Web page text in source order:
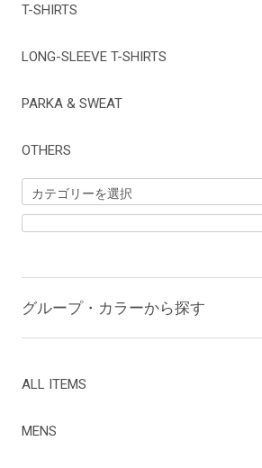
T-SHIRTS
LONG-SLEEVE T-SHIRTS
PARKA & SWEAT
OTHERS
グループ・カラーから探す
ALL ITEMS
MENS